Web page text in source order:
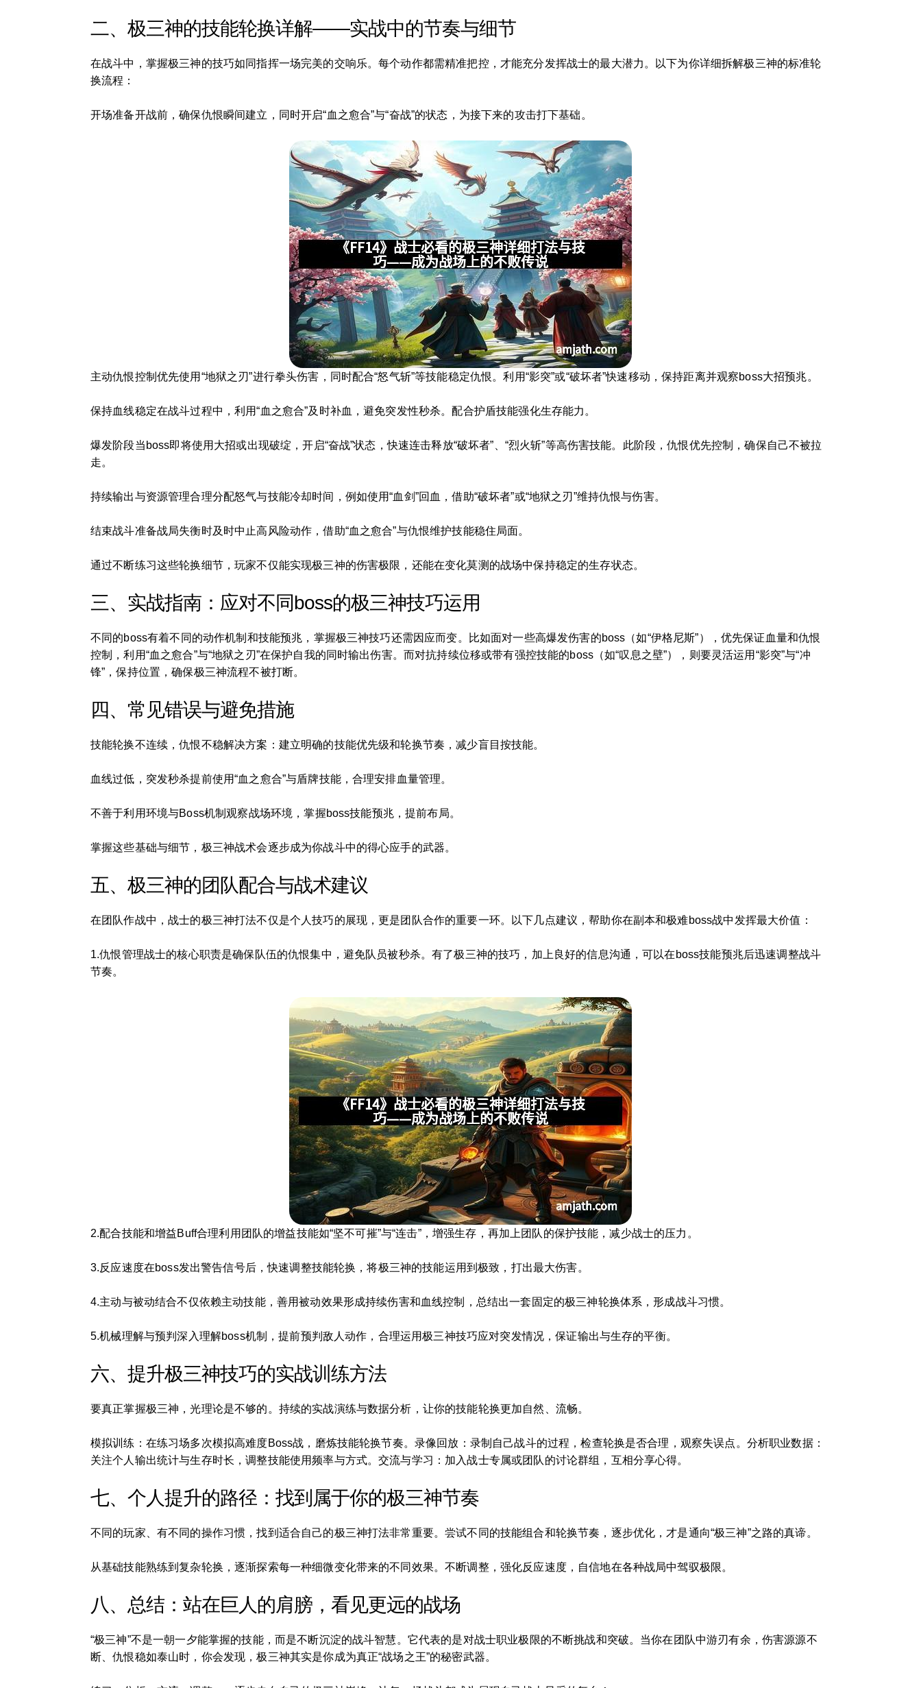
二、极三神的技能轮换详解——实战中的节奏与细节
在战斗中，掌握极三神的技巧如同指挥一场完美的交响乐。每个动作都需精准把控，才能充分发挥战士的最大潜力。以下为你详细拆解极三神的标准轮
换流程：
开场准备开战前，确保仇恨瞬间建立，同时开启“血之愈合”与“奋战”的状态，为接下来的攻击打下基础。
主动仇恨控制优先使用“地狱之刃”进行拳头伤害，同时配合“怒气斩”等技能稳定仇恨。利用“影突”或“破坏者”快速移动，保持距离并观察boss大招预兆。
保持血线稳定在战斗过程中，利用“血之愈合”及时补血，避免突发性秒杀。配合护盾技能强化生存能力。
爆发阶段当boss即将使用大招或出现破绽，开启“奋战”状态，快速连击释放“破坏者”、“烈火斩”等高伤害技能。此阶段，仇恨优先控制，确保自己不被拉
走。
持续输出与资源管理合理分配怒气与技能冷却时间，例如使用“血剑”回血，借助“破坏者”或“地狱之刃”维持仇恨与伤害。
结束战斗准备战局失衡时及时中止高风险动作，借助“血之愈合”与仇恨维护技能稳住局面。
通过不断练习这些轮换细节，玩家不仅能实现极三神的伤害极限，还能在变化莫测的战场中保持稳定的生存状态。
三、实战指南：应对不同boss的极三神技巧运用
不同的boss有着不同的动作机制和技能预兆，掌握极三神技巧还需因应而变。比如面对一些高爆发伤害的boss（如“伊格尼斯”），优先保证血量和仇恨
控制，利用“血之愈合”与“地狱之刃”在保护自我的同时输出伤害。而对抗持续位移或带有强控技能的boss（如“叹息之壁”），则要灵活运用“影突”与“冲
锋”，保持位置，确保极三神流程不被打断。
四、常见错误与避免措施
技能轮换不连续，仇恨不稳解决方案：建立明确的技能优先级和轮换节奏，减少盲目按技能。
血线过低，突发秒杀提前使用“血之愈合”与盾牌技能，合理安排血量管理。
不善于利用环境与Boss机制观察战场环境，掌握boss技能预兆，提前布局。
掌握这些基础与细节，极三神战术会逐步成为你战斗中的得心应手的武器。
五、极三神的团队配合与战术建议
在团队作战中，战士的极三神打法不仅是个人技巧的展现，更是团队合作的重要一环。以下几点建议，帮助你在副本和极难boss战中发挥最大价值：
1.仇恨管理战士的核心职责是确保队伍的仇恨集中，避免队员被秒杀。有了极三神的技巧，加上良好的信息沟通，可以在boss技能预兆后迅速调整战斗
节奏。
2.配合技能和增益Buff合理利用团队的增益技能如“坚不可摧”与“连击”，增强生存，再加上团队的保护技能，减少战士的压力。
3.反应速度在boss发出警告信号后，快速调整技能轮换，将极三神的技能运用到极致，打出最大伤害。
4.主动与被动结合不仅依赖主动技能，善用被动效果形成持续伤害和血线控制，总结出一套固定的极三神轮换体系，形成战斗习惯。
5.机械理解与预判深入理解boss机制，提前预判敌人动作，合理运用极三神技巧应对突发情况，保证输出与生存的平衡。
六、提升极三神技巧的实战训练方法
要真正掌握极三神，光理论是不够的。持续的实战演练与数据分析，让你的技能轮换更加自然、流畅。
模拟训练：在练习场多次模拟高难度Boss战，磨炼技能轮换节奏。录像回放：录制自己战斗的过程，检查轮换是否合理，观察失误点。分析职业数据：
关注个人输出统计与生存时长，调整技能使用频率与方式。交流与学习：加入战士专属或团队的讨论群组，互相分享心得。
七、个人提升的路径：找到属于你的极三神节奏
不同的玩家、有不同的操作习惯，找到适合自己的极三神打法非常重要。尝试不同的技能组合和轮换节奏，逐步优化，才是通向“极三神”之路的真谛。
从基础技能熟练到复杂轮换，逐渐探索每一种细微变化带来的不同效果。不断调整，强化反应速度，自信地在各种战局中驾驭极限。
八、总结：站在巨人的肩膀，看见更远的战场
“极三神”不是一朝一夕能掌握的技能，而是不断沉淀的战斗智慧。它代表的是对战士职业极限的不断挑战和突破。当你在团队中游刃有余，伤害源源不
断、仇恨稳如泰山时，你会发现，极三神其实是你成为真正“战场之王”的秘密武器。